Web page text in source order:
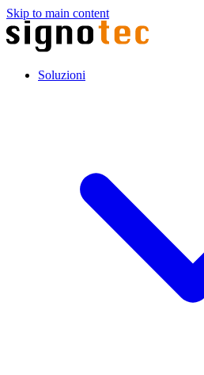
Skip to main content
Soluzioni